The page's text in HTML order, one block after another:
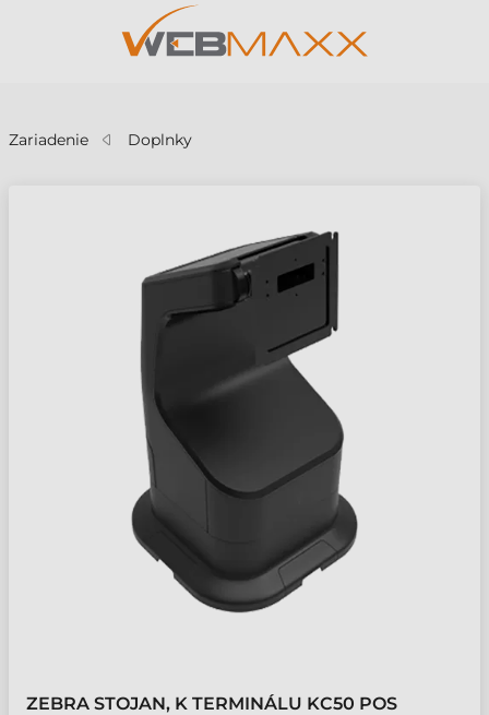
Zariadenie Doplnky
ZEBRA STOJAN, K TERMINÁLU KC50 POS